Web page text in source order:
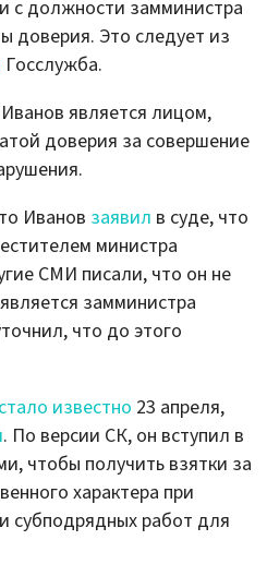
с должности замминистра
доверия. Это следует из
Госслужба.
является лицом,
доверия за совершение
Иванов заявил в суде, что
министра
СМИ писали, что он не
замминистра
что до этого
стало известно 23 апреля,
. По версии СК, он вступил в
чтобы получить взятки за
характера при
субподрядных работ для